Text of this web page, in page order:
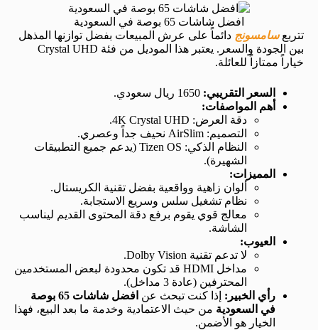
افضل شاشات 65 بوصة في السعودية
تتربعسامسونج دائماً على عرش المبيعات بفضل توازنها المذهل
بين الجودة والسعر. يعتبر هذا الموديل من فئة Crystal UHD
خياراً ممتازاً للعائلة.
السعر التقريبي:
أهم المواصفات:
دقة العرض: 4K Crystal UHD.
التصميم: AirSlim نحيف جداً وعصري.
النظام الذكي: Tizen OS (يدعم جميع التطبيقات
الشهيرة).
المميزات:
ألوان زاهية وواقعية بفضل تقنية الكريستال.
نظام تشغيل سلس وسريع الاستجابة.
معالج قوي يقوم برفع دقة المحتوى القديم ليناسب
الشاشة.
العيوب:
لا تدعم تقنية Dolby Vision.
مداخل HDMI قد تكون محدودة لبعض المستخدمين
المحترفين (عادة 3 مداخل).
رأي الخبير: إذا كنت تبحث عن
افضل شاشات 65 بوصة
في السعودية من حيث الاعتمادية وخدمة ما بعد البيع، فهذا
الخيار هو الأضمن.